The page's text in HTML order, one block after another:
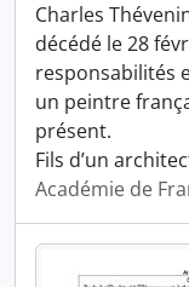
Charles
décédé le 28
responsabilités
un peintre
présent.
Fils d’un
Académie de